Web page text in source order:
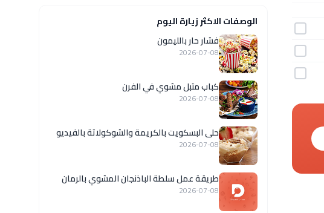
الوصفات الاكثر زيارة اليوم
فشار حار بالليمون
2026-07-08
كباب متبل مشوي في الفرن
2026-07-08
حلى البسكويت بالكريمة والشوكولاتة بالفيديو
2026-07-08
طريقة عمل سلطة الباذنجان المشوي بالرمان
2026-07-08